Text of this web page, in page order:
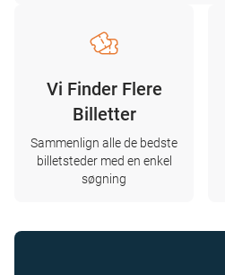
Vi Finder Flere
Billetter
Sammenlign alle de bedste
billetsteder med en enkel
søgning